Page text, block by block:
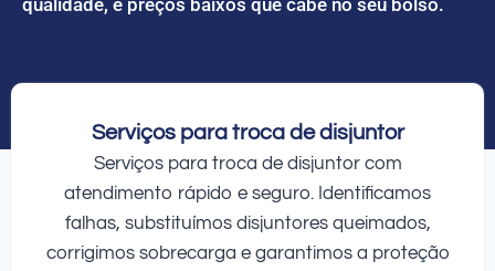
Serviços para troca de disjuntor
Serviços para troca de disjuntor com
atendimento rápido e seguro. Identificamos
falhas, substituímos disjuntores queimados,
corrigimos sobrecarga e garantimos a proteção